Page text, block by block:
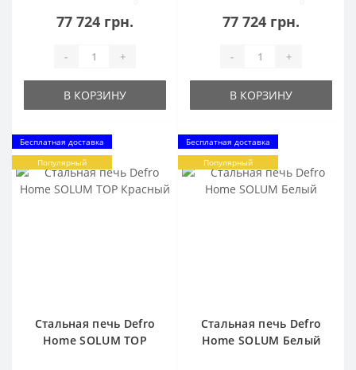
77 724 грн.
- +
В КОРЗИНУ
77 724 грн.
- +
В КОРЗИНУ
Бесплатная доставка
Популярный
Стальная печь Defro
Home SOLUM TOP
Бесплатная доставка
Популярный
Стальная печь Defro
Home SOLUM Белый